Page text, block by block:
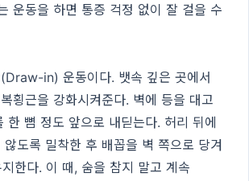
운동을 하면 통증 걱정 없이 잘 걸을 수
in) 운동이다. 뱃속 깊은 곳에서
횡근을 강화시켜준다. 벽에 등을 대고
한 뼘 정도 앞으로 내딛는다. 허리 뒤에
도록 밀착한 후 배꼽을 벽 쪽으로 당겨
한다. 이 때, 숨을 참지 말고 계속